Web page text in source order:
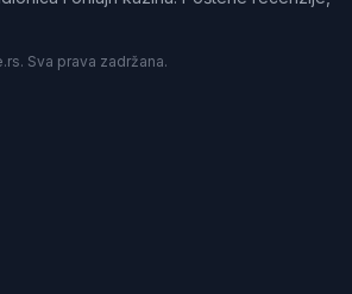
Sva prava zadržana.